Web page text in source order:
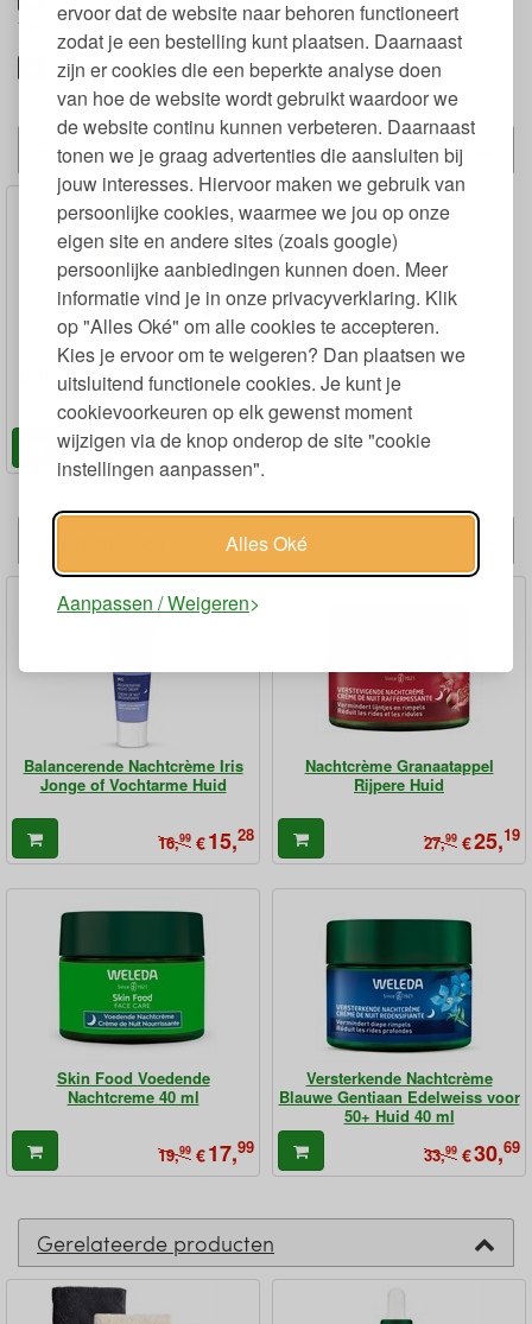
ervoor dat de website naar behoren functioneert
zodat je een bestelling kunt plaatsen. Daarnaast
zijn er cookies die een beperkte analyse doen
van hoe de website wordt gebruikt waardoor we
de website continu kunnen verbeteren. Daarnaast
tonen we je graag advertenties die aansluiten bij
jouw interesses. Hiervoor maken we gebruik van
persoonlijke cookies, waarmee we jou op onze
eigen site en andere sites (zoals google)
persoonlijke aanbiedingen kunnen doen. Meer
informatie vind je in onze privacyverklaring. Klik
op "Alles Oké" om alle cookies te accepteren.
Kies je ervoor om te weigeren? Dan plaatsen we
uitsluitend functionele cookies. Je kunt je
cookievoorkeuren op elk gewenst moment
wijzigen via de knop onderop de site "cookie
instellingen aanpassen".
Alles Oké
Aanpassen / Weigeren
verzorgingsproducten
Keurmerken en labels Urtekram
nachscrème
Past bij
Bodylotion met Pompje 245 ml
€11,19
Balancerende Nachtcrème Iris
Jonge of Vochtarme Huid
16,99 €15,28
Nachtcrème Granaatappel
Rijpere Huid
27,99 €25,19
Skin Food Voedende
Nachtcreme 40 ml
19,99 €17,99
Versterkende Nachtcrème
Blauwe Gentiaan Edelweiss voor
50+ Huid 40 ml
33,99 €30,69
Gerelateerde producten